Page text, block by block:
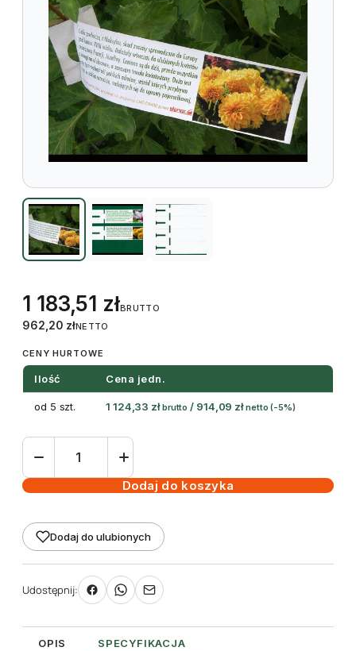
1 183,51 złBRUTTO
962,20 złNETTO
CENY HURTOWE
Ilość Cena jedn.
od 5 szt. 1 124,33 zł brutto / 914,09 zł netto (-5%)
ilość
pętlowa
50
x
250
mm
(1000szt.)
Dodaj do koszyka
Dodaj do ulubionych
Udostępnij:
OPIS SPECYFIKACJA